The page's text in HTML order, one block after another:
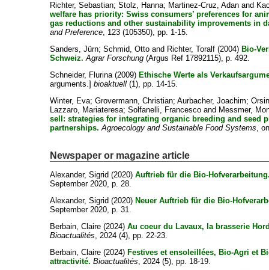
Richter, Sebastian;Stolz, Hanna; Martinez-Cruz, Adan and
welfare has priority: Swiss consumers’ preferences for
gas reductions and other sustainability improvements in
and Preference, 123 (105350), pp. 1-15.
Sanders, Jürn;Schmid, Otto and Richter, Toralf (2004) Bio-
Schweiz. Agrar Forschung (Argus Ref 17892115), p. 492.
Schneider, Flurina(2009) Ethische Werte als
arguments.]bioaktuell (1), pp. 14-15.
Winter, Eva;Grovermann, Christian;Aurbacher, Joachim;
Lazzaro, Mariateresa;Solfanelli, Francesco and Messmer,
sell: strategies for integrating organic breeding and seed
partnerships. Agroecology and Sustainable Food Systems,
Newspaper or magazine article
Alexander, Sigrid (2020)Auftrieb für die Bio-
September 2020, p. 28.
Alexander, Sigrid (2020)Neuer Auftrieb für die Bio-
September 2020, p. 31.
Berbain, Claire (2024)Au coeur du Lavaux, la brasserie
Bioactualités , 2024 (4), pp. 22-23.
Berbain, Claire (2024)Festives et ensoleillées, Bio-Agri et
attractivité. Bioactualités , 2024 (5), pp. 18-19.